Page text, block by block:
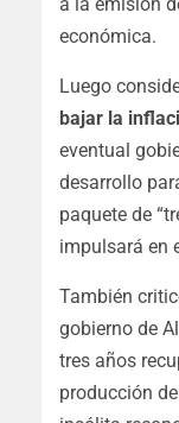
económica.
Luego
bajar la
eventual
desarrollo
paquete de
impulsará en
También
gobierno de
tres años
producción